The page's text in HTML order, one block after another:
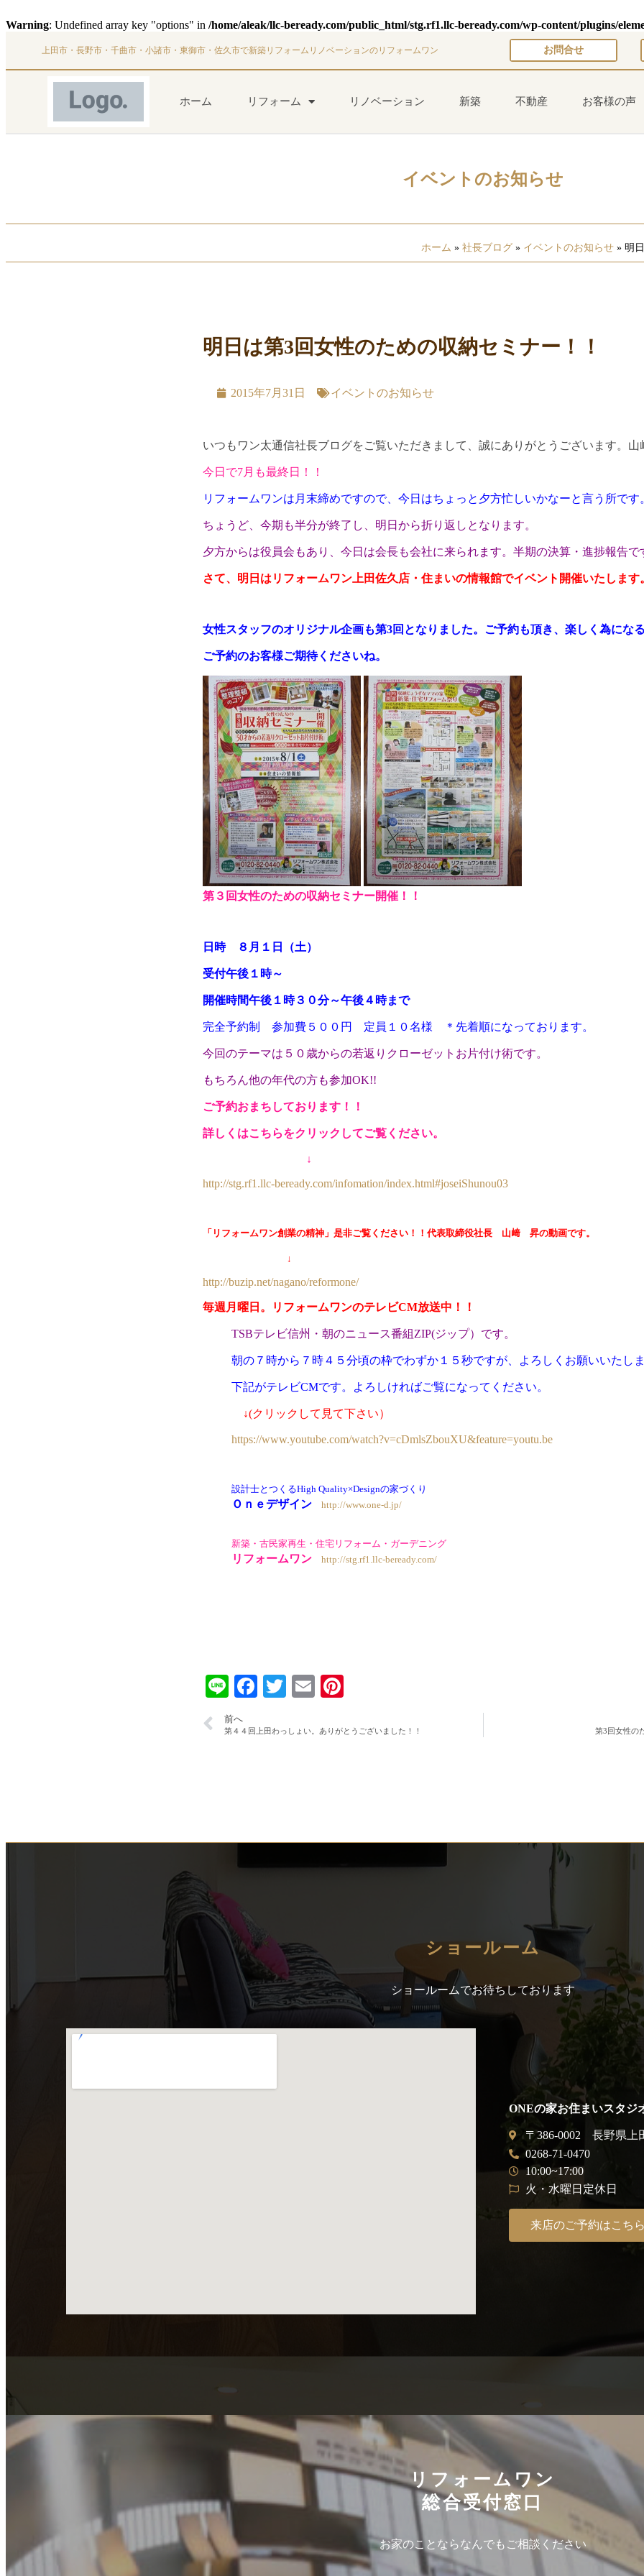
Warning: Undefined array key "options" in /home/aleak/llc-beready.com/public_html/stg.rf1.llc-beready.com/wp-content/plugins/
上田市・長野市・千曲市・小諸市・東御市・佐久市で新築リフォームリノベーションのリフォームワン お問合せ
ホーム リフォーム リノベーション 新築 不動産 お客様の声
イベントのお知らせ
ホーム » 社長ブログ » イベントのお知らせ » 明
明日は第3回女性のための収納セミナー！！
2015年7月31日 イベントのお知らせ
いつもワン太通信社長ブログをご覧いただきまして、誠にありがとうございます。山
今日で7月も最終日！！
リフォームワンは月末締めですので、今日はちょっと夕方忙しいかなーと言う所です
ちょうど、今期も半分が終了し、明日から折り返しとなります。
夕方からは役員会もあり、今日は会長も会社に来られます。半期の決算・進捗報告で
さて、 明日はリフォームワン上田佐久店・住まいの情報館でイベント開催いたします
女性スタッフのオリジナル企画も第3回となりました。ご予約も頂き、楽しく為にな
ご予約のお客様ご期待くださいね。
第３回女性のための収納セミナー開催！！
日時 ８月１日（土）
受付午後１時～
開催時間午後１時３０分～午後４時まで
完全予約制 参加費５００円 定員１０名様 ＊先着順になっております。
今回のテーマは５０歳からの若返りクローゼットお片付け術です。
もちろん他の年代の方も参加OK!!
ご予約おまちしております！！
詳しくはこちらをクリックしてご覧ください。
↓
http://stg.rf1.llc-beready.com/infomation/index.html#joseiShunou03
「リフォームワン創業の精神」是非ご覧ください！！代表取締役社長 山﨑 昇の動画です。
↓
http://buzip.net/nagano/reformone/
毎週月曜日。リフォームワンのテレビCM放送中！！
TSBテレビ信州・朝のニュース番組ZIP(ジップ）です。
朝の７時から７時４５分頃の枠でわずか１５秒ですが、よろしくお願いいたし
下記がテレビCMです。よろしければご覧になってください。
↓(クリックして見て下さい）
https://www.youtube.com/watch?v=cDmlsZbouXU&feature=youtu.be
設計士とつくるHigh Quality×Designの家づくり
Ｏｎｅデザイン http://www.one-d.jp/
新築・古民家再生・住宅リフォーム・ガーデニング
リフォームワン http://stg.rf1.llc-beready.com/
LineFacebook
Twitter
Email
前へ
第４４回上田わっしょい。ありがとうございました！！ 第3回女性の
ショールーム
ショールームでお待ちしております
ONEの家お住まいスタジ
〒386-0002 長野県上
0268-71-0470
10:00~17:00
火・水曜日定休日
来店のご予約はこち
リフォームワン
総合受付窓口
お家のことならなんでもご相談ください